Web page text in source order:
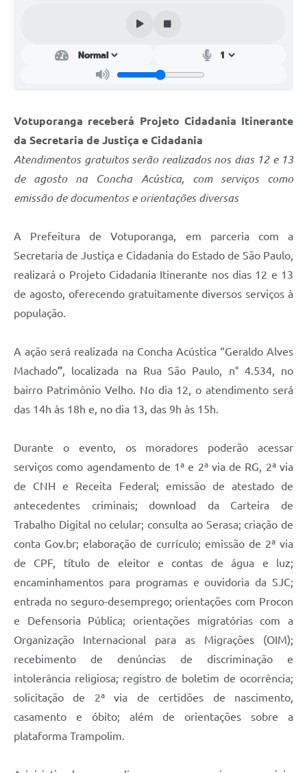
Transparência
Telefones Úteis
Emprega
Contato
Votuporanga receberá Projeto Cidadania Itinerante
da Secretaria de Justiça e Cidadania
Atendimentos gratuitos serão realizados nos dias 12 e 13
de agosto na Concha Acústica, com serviços como
emissão de documentos e orientações diversas
A Prefeitura de Votuporanga, em parceria com a
Secretaria de Justiça e Cidadania do Estado de São Paulo,
realizará o Projeto Cidadania Itinerante nos dias 12 e 13
de agosto, oferecendo gratuitamente diversos serviços à
população.
A ação será realizada na Concha Acústica “Geraldo Alves
Machado”, localizada na Rua São Paulo, n° 4.534, no
bairro Patrimônio Velho. No dia 12, o atendimento será
das 14h às 18h e, no dia 13, das 9h às 15h.
Durante o evento, os moradores poderão acessar
serviços como agendamento de 1ª e 2ª via de RG, 2ª via
de CNH e Receita Federal; emissão de atestado de
antecedentes criminais; download da Carteira de
Trabalho Digital no celular; consulta ao Serasa; criação de
conta Gov.br; elaboração de currículo; emissão de 2ª via
de CPF, título de eleitor e contas de água e luz;
encaminhamentos para programas e ouvidoria da SJC;
entrada no seguro-desemprego; orientações com Procon
e Defensoria Pública; orientações migratórias com a
Organização Internacional para as Migrações (OIM);
recebimento de denúncias de discriminação e
intolerância religiosa; registro de boletim de ocorrência;
solicitação de 2ª via de certidões de nascimento,
casamento e óbito; além de orientações sobre a
plataforma Trampolim.